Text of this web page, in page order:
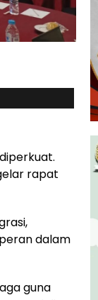
rapat
dalam
guna